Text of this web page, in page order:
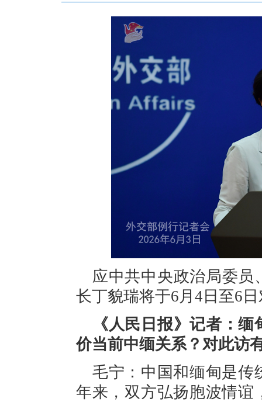
应中共中央政治局委员
长丁貌瑞将于6月4日至6
《人民日报》记者：
价当前中缅关系？对此访
毛宁：中国和缅甸是传
年来，双方弘扬胞波情谊